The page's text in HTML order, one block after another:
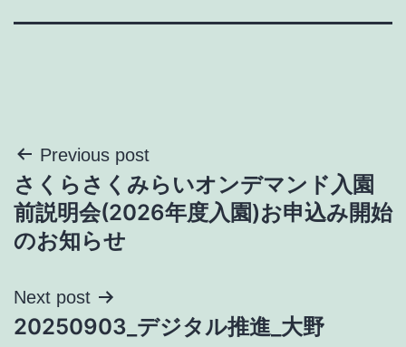
投
稿
ナ
ビ
ゲ
Previous post
さくらさくみらいオンデマンド入園
前説明会(2026年度入園)お申込み開始
のお知らせ
Next post
20250903_デジタル推進_大野